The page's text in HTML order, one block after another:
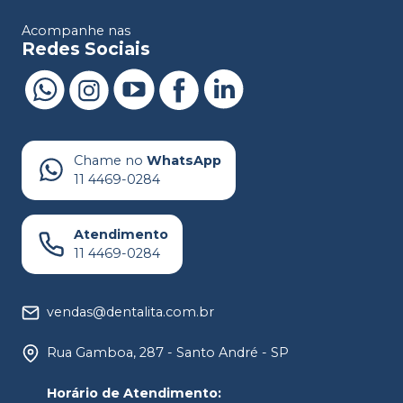
Acompanhe nas
Redes Sociais
Chame no WhatsApp
11 4469-0284
Atendimento
11 4469-0284
vendas@dentalita.com.br
Rua Gamboa, 287 - Santo André - SP
Horário de Atendimento: